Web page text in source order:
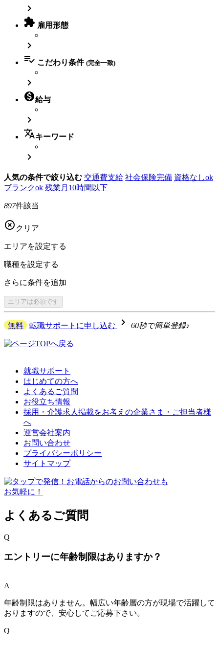

 雇用形態

 こだわり条件 (完全一致)

給与

translateキーワード

人気の条件で絞り込む 交通費支給 社会保険完備 資格なしok
ブランクok 残業月10時間以下
897件該当
 クリア
エリアを設定する
職種を設定する
さらに条件を追加
エリアは必須です
無料 転職サポートに申し込む navigate_next 60秒で簡単登録♪
就職サポート
はじめての方へ
よくあるご質問
お役立ち情報
採用・介護求人掲載をお考えの企業さま・ご担当者様
へ
運営会社案内
お問い合わせ
プライバシーポリシー
サイトマップ
よくあるご質問
Q
エントリーに年齢制限はありますか？
A
年齢制限はありません。幅広い年齢層の方が現場で活躍して
おりますので、安心してご応募下さい。
Q